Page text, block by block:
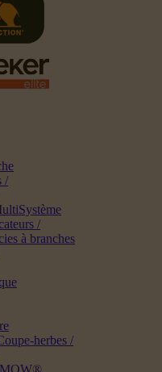
/
/
à branches
herbes /